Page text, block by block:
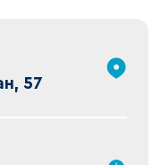
57